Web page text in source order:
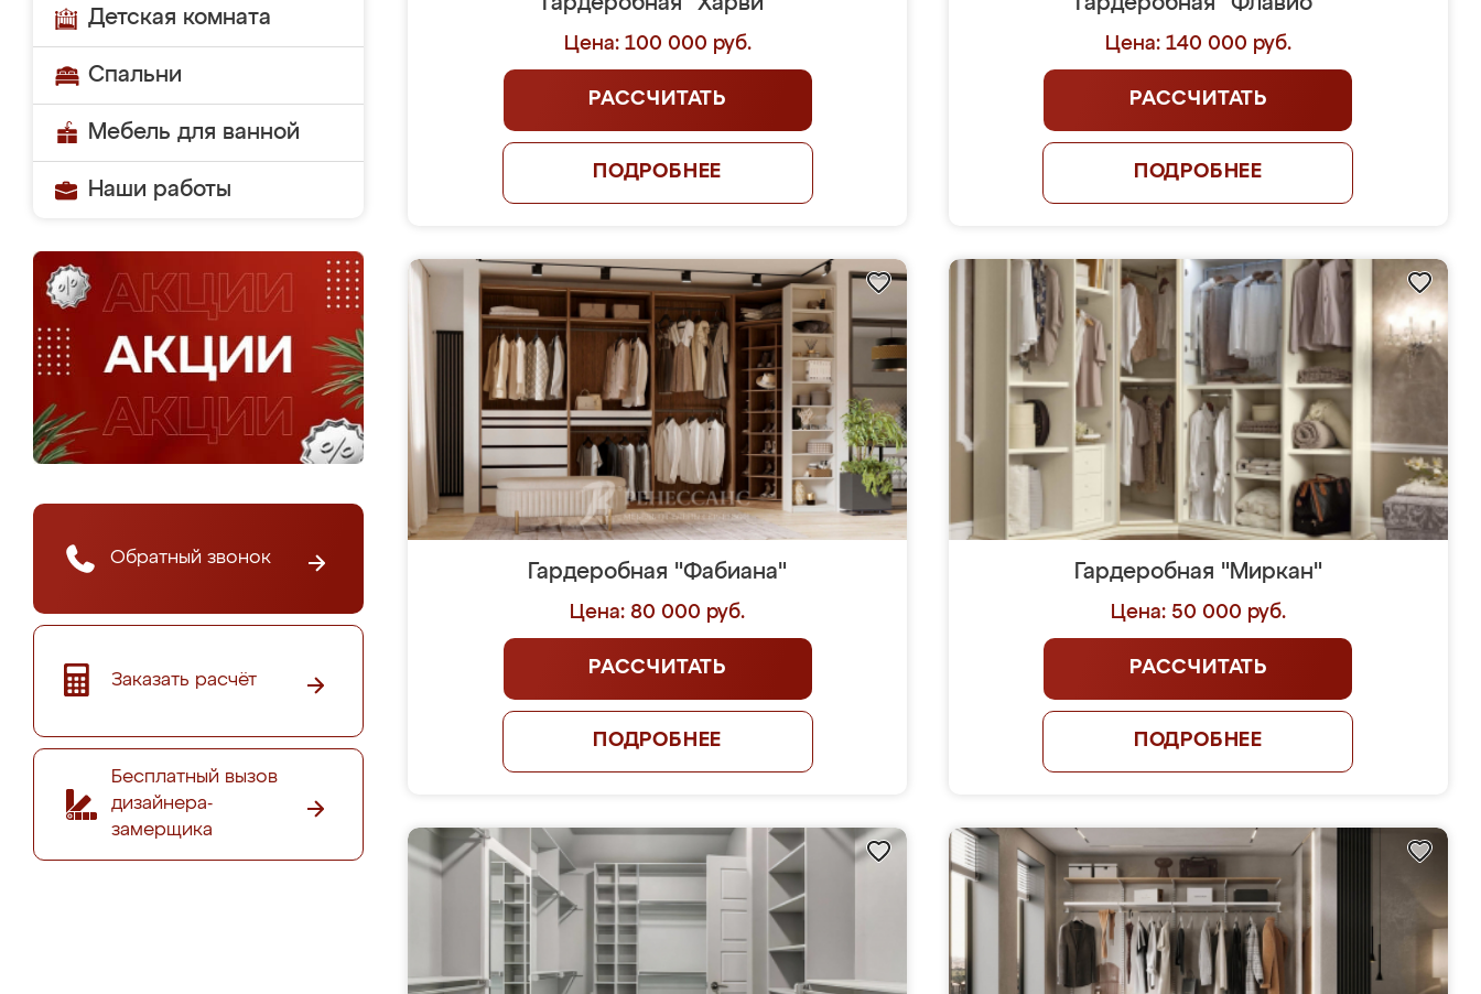
Детская комната
Спальни
Мебель для ванной
Наши работы
Обратный звонок
Заказать расчёт
Бесплатный вызов
дизайнера-
замерщика
Цена: 100 000 руб.
РАССЧИТАТЬ
ПОДРОБНЕЕ
Цена: 140 000 руб.
РАССЧИТАТЬ
ПОДРОБНЕЕ
Гардеробная "Фабиана"
Цена: 80 000 руб.
РАССЧИТАТЬ
ПОДРОБНЕЕ
Гардеробная "Миркан"
Цена: 50 000 руб.
РАССЧИТАТЬ
ПОДРОБНЕЕ